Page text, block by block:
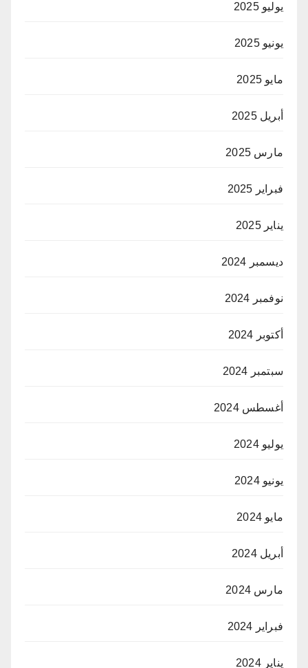
يوليو 2025
يونيو 2025
مايو 2025
أبريل 2025
مارس 2025
فبراير 2025
يناير 2025
ديسمبر 2024
نوفمبر 2024
أكتوبر 2024
سبتمبر 2024
أغسطس 2024
يوليو 2024
يونيو 2024
مايو 2024
أبريل 2024
مارس 2024
فبراير 2024
يناير 2024